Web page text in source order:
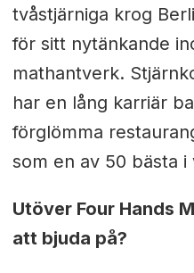
tvåstjärniga krog
för sitt nytänkande
mathantverk.
har en lång karriär
förglömma
som en av 50 bästa i
Utöver Four Hands
att bjuda på?